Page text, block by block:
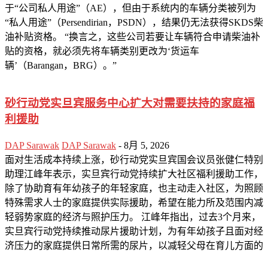
于“公司私人用途”（AE），但由于系统内的车辆分类被列为
“私人用途”（Persendirian，PSDN），结果仍无法获得SKDS柴
油补贴资格。 “换言之，这些公司若要让车辆符合申请柴油补
贴的资格，就必须先将车辆类别更改为‘货运车
辆’（Barangan，BRG）。”
砂行动党实旦宾服务中心扩大对需要扶持的家庭福
利援助
DAP Sarawak DAP Sarawak - 8月 5, 2026
面对生活成本持续上涨，砂行动党实旦宾国会议员张健仁特别
助理江峰年表示，实旦宾行动党持续扩大社区福利援助工作，
除了协助育有年幼孩子的年轻家庭，也主动走入社区，为照顾
特殊需求人士的家庭提供实际援助，希望在能力所及范围内减
轻弱势家庭的经济与照护压力。 江峰年指出，过去3个月来，
实旦宾行动党持续推动尿片援助计划，为有年幼孩子且面对经
济压力的家庭提供日常所需的尿片，以减轻父母在育儿方面的